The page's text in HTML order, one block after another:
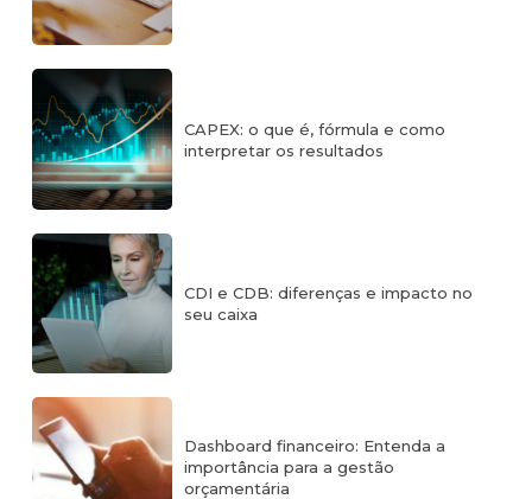
CAPEX: o que é, fórmula e como
interpretar os resultados
CDI e CDB: diferenças e impacto no
seu caixa
Dashboard financeiro: Entenda a
importância para a gestão
orçamentária